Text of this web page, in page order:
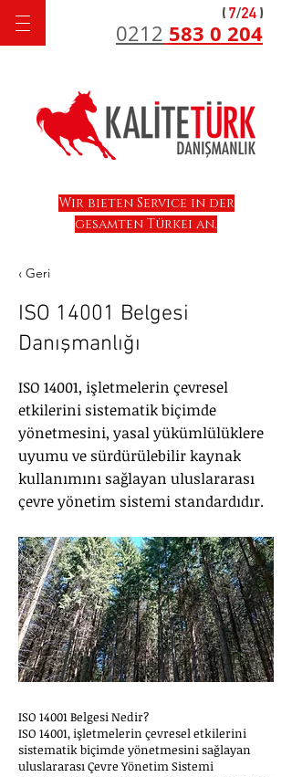
0212 583 0 204
Wir bieten Service in der
gesamten Türkei an.
‹ Geri
ISO 14001 Belgesi
Danışmanlığı
ISO 14001, işletmelerin çevresel
etkilerini sistematik biçimde
yönetmesini, yasal yükümlülüklere
uyumu ve sürdürülebilir kaynak
kullanımını sağlayan uluslararası
çevre yönetim sistemi standardıdır.
ISO 14001 Belgesi Nedir?
ISO 14001, işletmelerin çevresel etkilerini
sistematik biçimde yönetmesini sağlayan
uluslararası Çevre Yönetim Sistemi